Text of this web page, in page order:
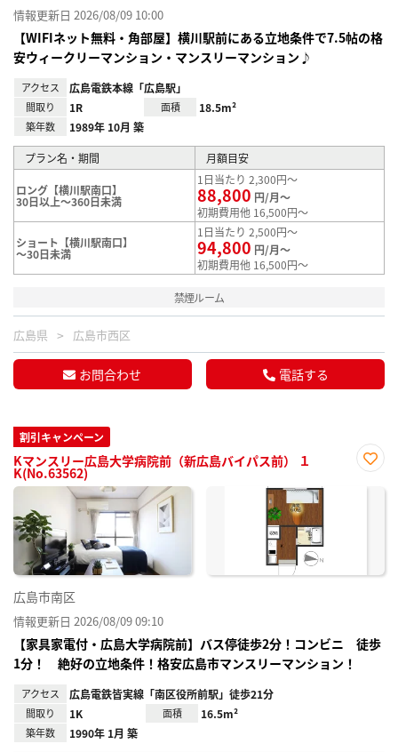
情報更新日 2026/08/09 10:00
【WIFIネット無料・角部屋】横川駅前にある立地条件で7.5帖の格
安ウィークリーマンション・マンスリーマンション♪
アクセス 広島電鉄本線「広島駅」
間取り 1R 面積 18.5m²
築年数 1989年 10月 築
プラン名・期間 月額目安
ロング【横川駅南口】
30日以上～360日未満
1日当たり 2,300円～
88,800 円/月～
初期費用他 16,500円～
ショート【横川駅南口】
～30日未満
1日当たり 2,500円～
94,800 円/月～
初期費用他 16,500円～
禁煙ルーム
広島県 広島市西区
お問合わせ 電話する
割引キャンペーン
Kマンスリー広島大学病院前（新広島バイパス前） １
K(No.63562)
に入
広島市南区
情報更新日 2026/08/09 09:10
【家具家電付・広島大学病院前】バス停徒歩2分！コンビニ 徒歩
1分！ 絶好の立地条件！格安広島市マンスリーマンション！
アクセス 広島電鉄皆実線「南区役所前駅」徒歩21分
間取り 1K 面積 16.5m²
築年数 1990年 1月 築